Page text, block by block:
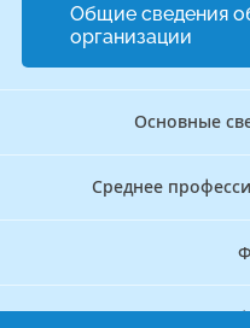
Общие сведения
организации
Основные
Среднее
Дополнительное